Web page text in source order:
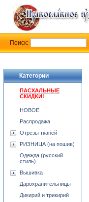
Категории
ПАСХАЛЬНЫЕ
СКИДКИ!
НОВОЕ
Распродажа
Отрезы тканей
РИЗНИЦА (на пошив)
Одежда (русский
стиль)
Вышивка
Дарохранительницы
Дикирий и трикирий
Поиск: